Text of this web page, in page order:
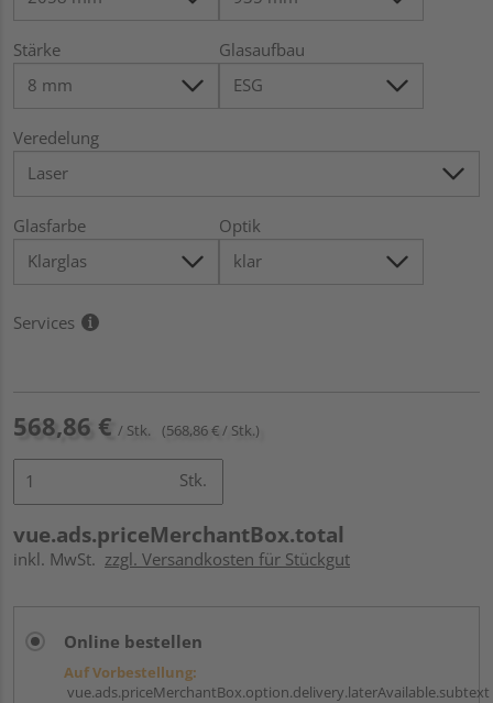
Stärke Glasaufbau
Veredelung
Glasfarbe Optik
Services
568,86 € / Stk. (568,86 € / Stk.)
Stk.
vue.ads.priceMerchantBox.total
inkl. MwSt. zzgl. Versandkosten für Stückgut
Online bestellen
Auf Vorbestellung:
vue.ads.priceMerchantBox.option.delivery.laterAvailable.subtext